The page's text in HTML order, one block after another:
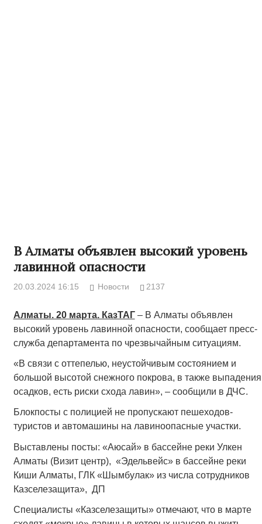
В Алматы объявлен высокий уровень
лавинной опасности
20.03.2024 16:15 Новости 2137
Алматы. 20 марта. КазТАГ– В Алматы объявлен
высокий уровень лавинной опасности, сообщает пресс-
служба департамента по чрезвычайным ситуациям.
«В связи с оттепелью, неустойчивым состоянием и
большой высотой снежного покрова, в также выпадения
осадков, есть риски схода лавин», – сообщили в ДЧС.
Блокпосты с полицией не пропускают пешеходов-
туристов и автомашины на лавиноопасные участки.
Выставлены посты: «Аюсай» в бассейне реки Улкен
Алматы (Визит центр), «Эдельвейс» в бассейне реки
Киши Алматы, ГЛК «Шымбулак» из числа сотрудников
Казселезащита», ДП
Специалисты «Казселезащиты» отмечают, что в марте